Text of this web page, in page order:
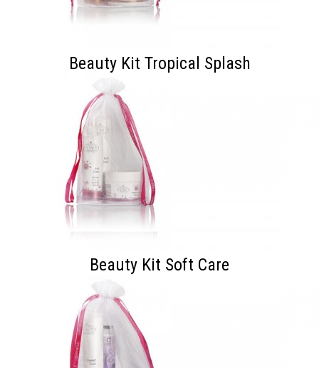
Beauty Kit Tropical Splash
Beauty Kit Soft Care